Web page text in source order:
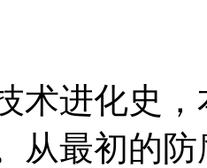
术进化史
从最初的